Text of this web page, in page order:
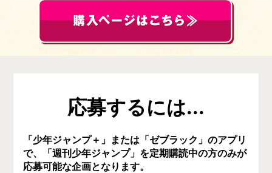
応募するには...
「少年ジャンプ＋」または「ゼブラック」のアプリ
で、「週刊少年ジャンプ」を定期購読中の方のみが
応募可能な企画となります。